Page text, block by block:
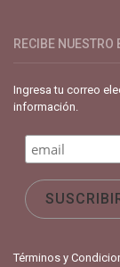
RECIBE NUESTRO
Ingresa tu correo
información.
Términos y